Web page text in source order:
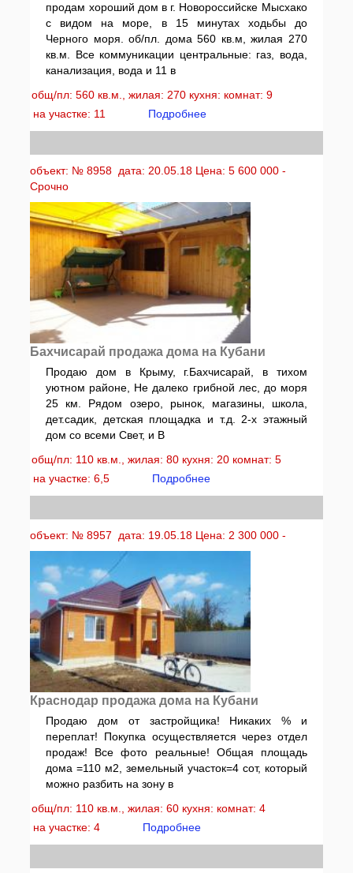
продам хороший дом в г. Новороссийске Мысхако
с видом на море, в 15 минутах ходьбы до
Черного моря. об/пл. дома 560 кв.м, жилая 270
кв.м. Все коммуникации центральные: газ, вода,
канализация, вода и 11 в
общ/пл: 560 кв.м., жилая: 270 кухня: комнат: 9
на участке: 11
Подробнее
объект: № 8958 дата: 20.05.18 Цена: 5 600 000 -
Срочно
Бахчисарай продажа дома на Кубани
Продаю дом в Крыму, г.Бахчисарай, в тихом
уютном районе, Не далеко грибной лес, до моря
25 км. Рядом озеро, рынок, магазины, школа,
дет.садик, детская площадка и т.д. 2-х этажный
дом со всеми Свет, и В
общ/пл: 110 кв.м., жилая: 80 кухня: 20 комнат: 5
на участке: 6,5
Подробнее
объект: № 8957 дата: 19.05.18 Цена: 2 300 000 -
Краснодар продажа дома на Кубани
Продаю дом от застройщика! Никаких % и
переплат! Покупка осуществляется через отдел
продаж! Все фото реальные! Общая площадь
дома =110 м2, земельный участок=4 сот, который
можно разбить на зону в
общ/пл: 110 кв.м., жилая: 60 кухня: комнат: 4
на участке: 4
Подробнее